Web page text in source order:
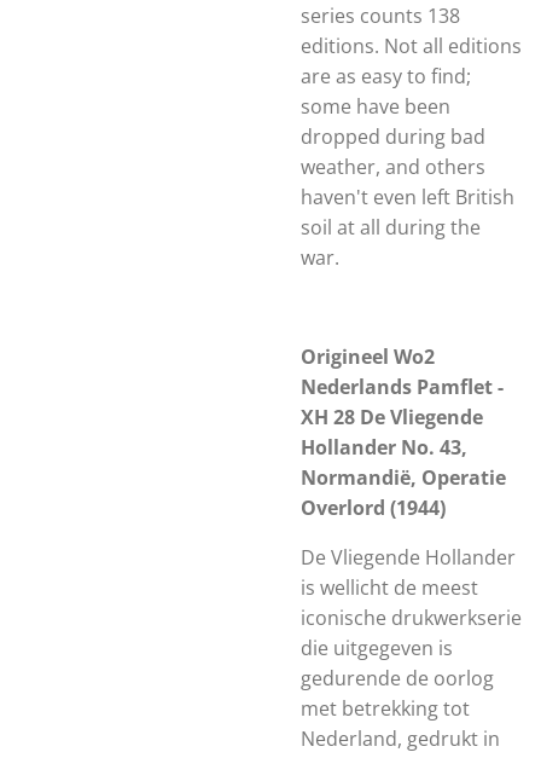
series counts 138
editions. Not all editions
are as easy to find;
some have been
dropped during bad
weather, and others
haven't even left British
soil at all during the
war.
Origineel Wo2
Nederlands Pamflet -
XH 28 De Vliegende
Hollander No. 43,
Normandië, Operatie
Overlord (1944)
De Vliegende Hollander
is wellicht de meest
iconische drukwerkserie
die uitgegeven is
gedurende de oorlog
met betrekking tot
Nederland, gedrukt in